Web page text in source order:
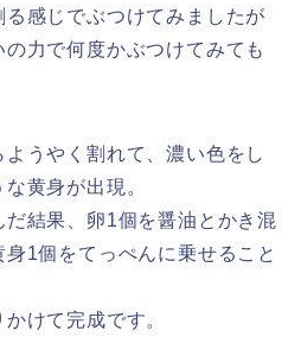
感じでぶつけてみましたが
力で何度かぶつけてみても
うやく割れて、濃い色をし
黄身が出現。
結果、卵1個を醤油とかき混
1個をてっぺんに乗せること
けて完成です。